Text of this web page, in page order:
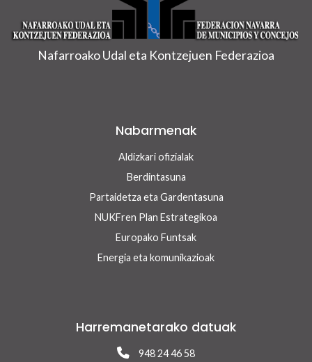
Nafarroako Udal eta Kontzejuen Federazioa
Nabarmenak
Aldizkari ofizialak
Berdintasuna
Partaidetza eta Gardentasuna
NUKFren Plan Estrategikoa
Europako Funtsak
Energia eta komunikazioak
Harremanetarako datuak
948 24 46 58